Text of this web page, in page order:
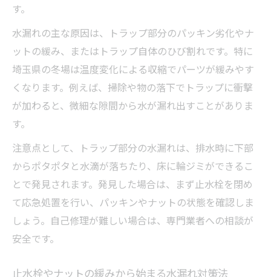
す。
水漏れの主な原因は、トラップ部分のパッキン劣化やナ
ットの緩み、またはトラップ自体のひび割れです。特に
埼玉県の冬場は温度変化による収縮でパーツが緩みやす
くなります。例えば、掃除や物の落下でトラップに衝撃
が加わると、微細な隙間から水が漏れ出すことがありま
す。
注意点として、トラップ部分の水漏れは、排水時に下部
からポタポタと水滴が落ちたり、床に輪ジミができるこ
とで発見されます。発見した場合は、まず止水栓を閉め
て応急処置を行い、パッキンやナットの状態を確認しま
しょう。自己修理が難しい場合は、専門業者への相談が
安全です。
止水栓やナットの緩みから始まる水漏れ対策法